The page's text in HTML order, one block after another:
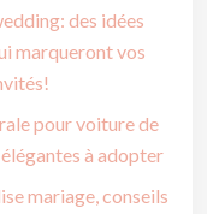
des idées
marqueront vos
pour voiture de
à adopter
mariage, conseils